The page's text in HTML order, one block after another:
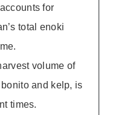
for
total enoki
volume of
and kelp, is
times.